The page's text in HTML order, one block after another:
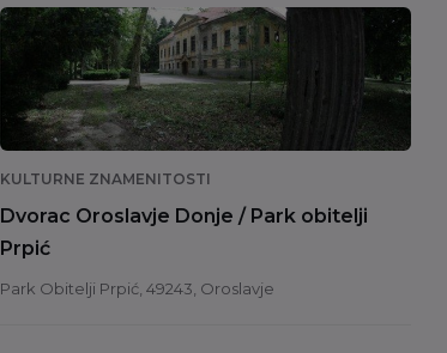
KULTURNE ZNAMENITOSTI
Dvorac Oroslavje Donje / Park obitelji
Prpić
Park Obitelji Prpić, 49243, Oroslavje